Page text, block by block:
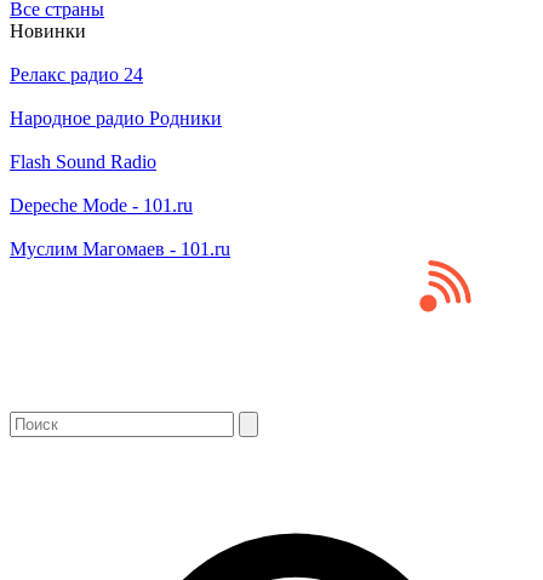
Все страны
Новинки
Релакс радио 24
Народное радио Родники
Flash Sound Radio
Depeche Mode - 101.ru
Муслим Магомаев - 101.ru